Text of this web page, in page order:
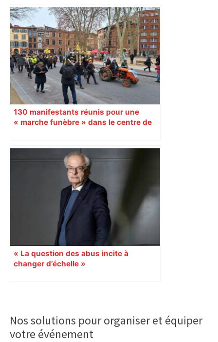
Après sa victoire à Toulouse, Lens est «
sacré » champion d'automne et boucle
une première partie de saison
exceptionnelle – MSN
130 manifestants réunis pour une
« marche funèbre » dans le centre de
« La question des abus incite à
changer d’échelle »
Sidebar
Nos solutions pour organiser et équiper
votre événement